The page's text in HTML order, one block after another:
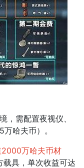
需配置夜视仪、
哈夫币）。
2000万哈夫币材
载具，单次收益可达